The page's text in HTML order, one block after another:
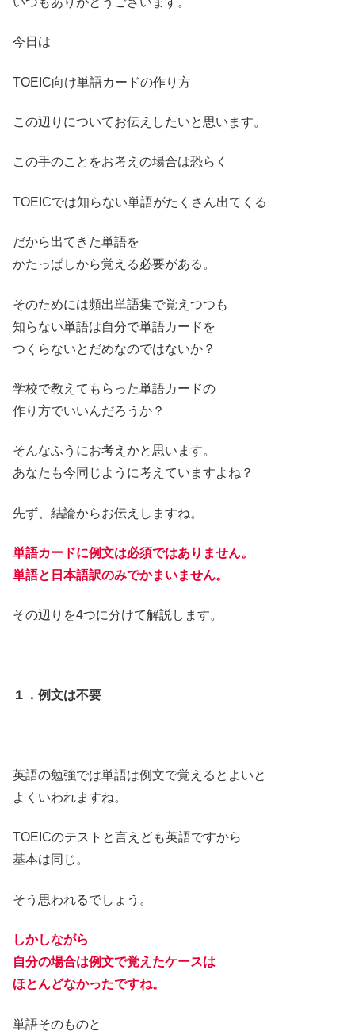
今日は
TOEIC向け単語カードの作り方
この辺りについてお伝えしたいと思います。
この手のことをお考えの場合は恐らく
TOEICでは知らない単語がたくさん出てくる
だから出てきた単語を
かたっぱしから覚える必要がある。
そのためには頻出単語集で覚えつつも
知らない単語は自分で単語カードを
つくらないとだめなのではないか？
学校で教えてもらった単語カードの
作り方でいいんだろうか？
そんなふうにお考えかと思います。
あなたも今同じように考えていますよね？
先ず、結論からお伝えしますね。
単語カードに例文は必須ではありません。
単語と日本語訳のみでかまいません。
その辺りを4つに分けて解説します。
１．例文は不要
英語の勉強では単語は例文で覚えるとよいと
よくいわれますね。
TOEICのテストと言えども英語ですから
基本は同じ。
そう思われるでしょう。
しかしながら
自分の場合は例文で覚えたケースは
ほとんどなかったですね。
単語そのものと